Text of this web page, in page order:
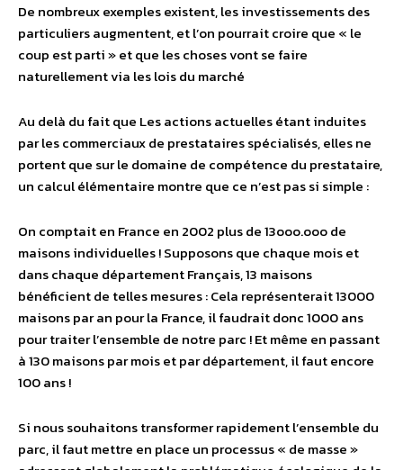
De nombreux exemples existent, les investissements des
particuliers augmentent, et l’on pourrait croire que « le
coup est parti » et que les choses vont se faire
naturellement via les lois du marché
Au delà du fait que Les actions actuelles étant induites
par les commerciaux de prestataires spécialisés, elles ne
portent que sur le domaine de compétence du prestataire,
un calcul élémentaire montre que ce n’est pas si simple :
On comptait en France en 2002 plus de 13ooo.ooo de
maisons individuelles ! Supposons que chaque mois et
dans chaque département Français, 13 maisons
bénéficient de telles mesures : Cela représenterait 13000
maisons par an pour la France, il faudrait donc 1000 ans
pour traiter l’ensemble de notre parc ! Et même en passant
à 130 maisons par mois et par département, il faut encore
100 ans !
Si nous souhaitons transformer rapidement l’ensemble du
parc, il faut mettre en place un processus « de masse »